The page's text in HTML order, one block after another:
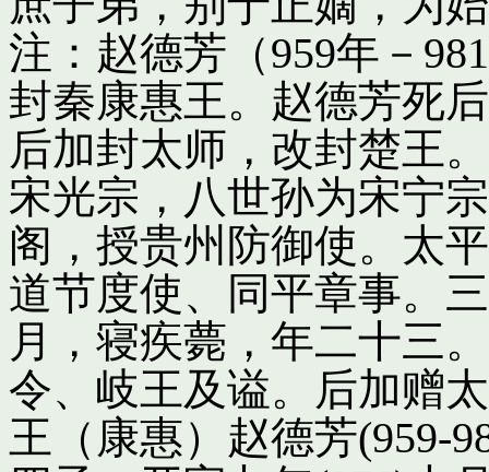
注：赵德芳（959年－
封秦康惠王。赵德芳死
后加封太师，改封楚王
宋光宗，八世孙为宋宁
阁，授贵州防御使。太
道节度使、同平章事。
月，寝疾薨，年二十三
令、岐王及谥。后加赠
王（康惠）赵德芳(959-